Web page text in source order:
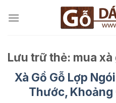
đến
Lưu trữ thẻ: mua xà
Xà Gồ Gỗ Lợp
Thước, Khoảng